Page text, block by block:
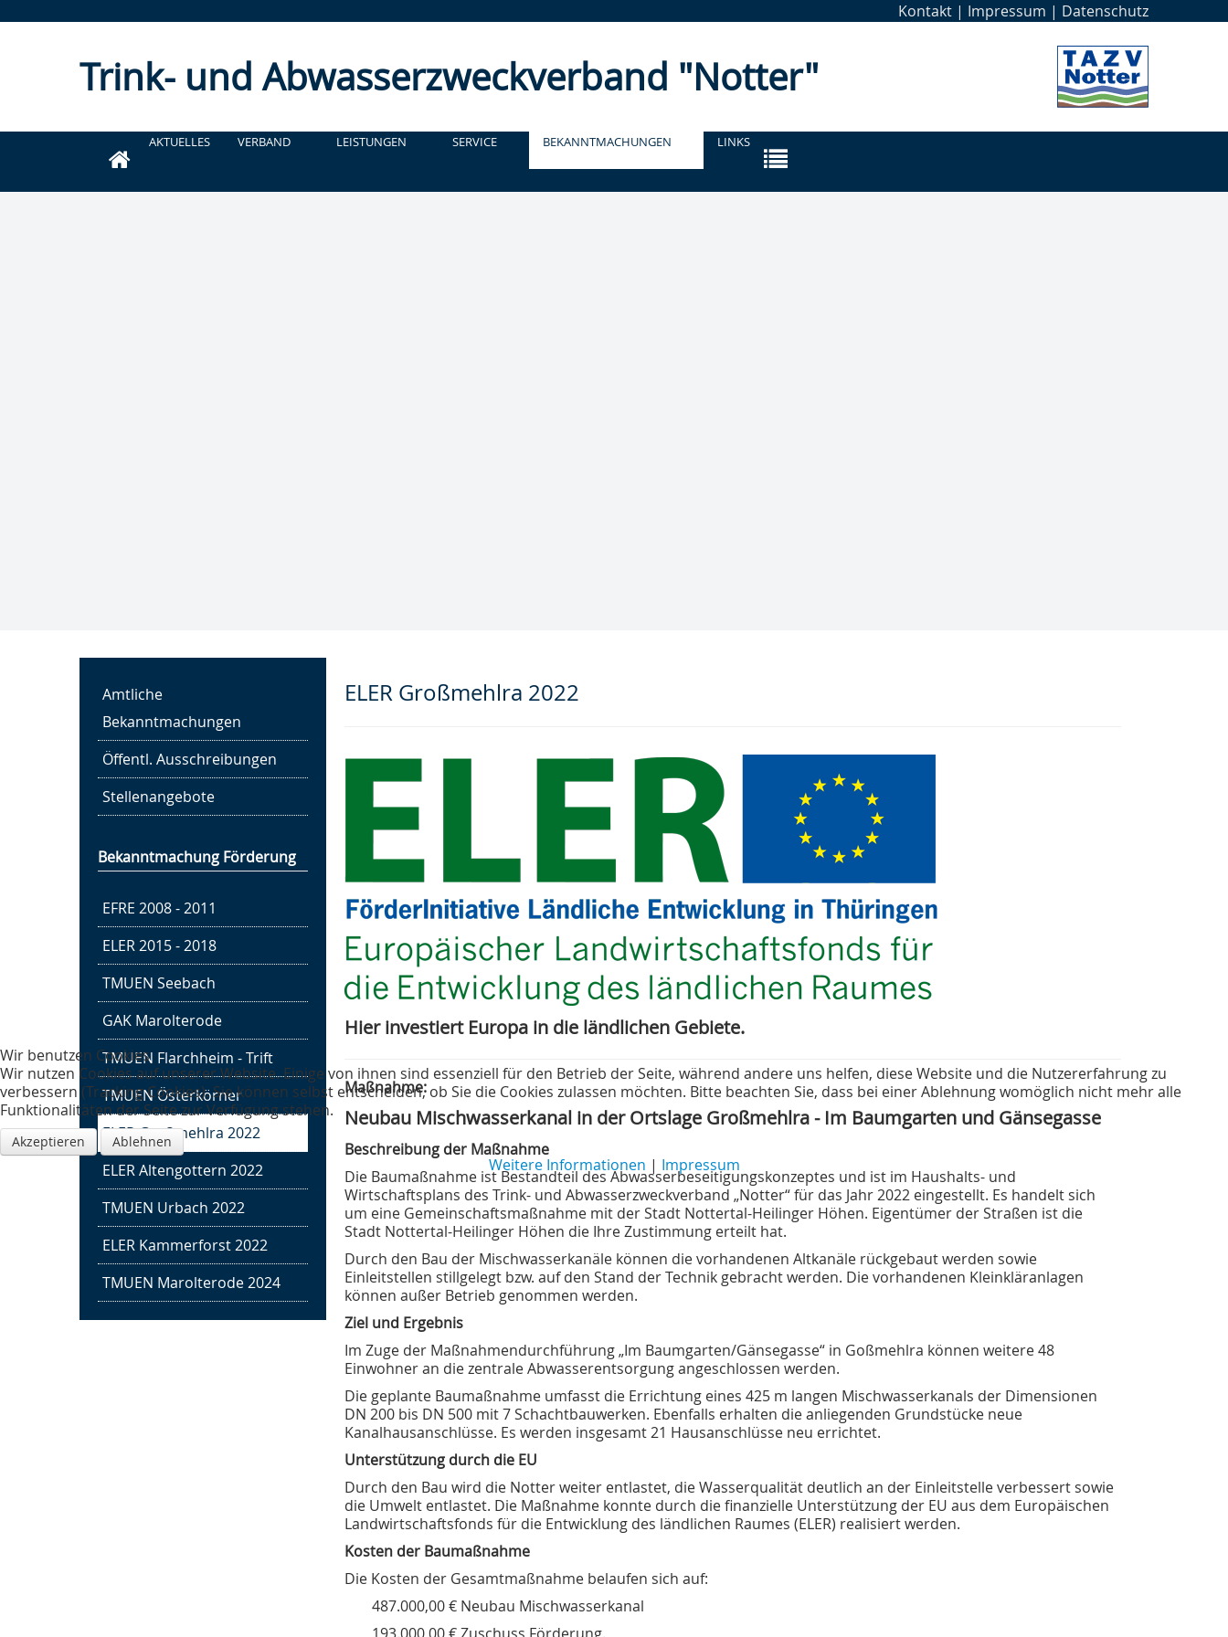
Kontakt | Impressum | Datenschutz
Trink- und Abwasser­zweckverband "Notter"
AKTUELLES VERBAND LEISTUNGEN SERVICE BEKANNTMACHUNGEN LINKS
zweckverband "Notter"
Trink- und Abwasser­
zweckverband "Notter"
Sitz TAZV "Notter", Schlotheim
Amtliche
Bekanntmachungen
Öffentl. Ausschreibungen
Stellenangebote
Bekanntmachung Förderung
EFRE 2008 - 2011
ELER 2015 - 2018
TMUEN Seebach
GAK Marolterode
TMUEN Flarchheim - Trift
TMUEN Österkörner
ELER Großmehlra 2022
ELER Altengottern 2022
TMUEN Urbach 2022
ELER Kammerforst 2022
TMUEN Marolterode 2024
ELER Großmehlra 2022
Hier investiert Europa in die ländlichen Gebiete.
Maßnahme:
Neubau Mischwasserkanal in der Ortslage Großmehlra - Im Baumgarten und Gänsegasse
Beschreibung der Maßnahme
Die Baumaßnahme ist Bestandteil des Abwasserbeseitigungskonzeptes und ist im Haushalts- und
Wirtschaftsplans des Trink- und Abwasserzweckverband „Notter“ für das Jahr 2022 eingestellt. Es handelt sich
um eine Gemeinschaftsmaßnahme mit der Stadt Nottertal-Heilinger Höhen. Eigentümer der Straßen ist die
Stadt Nottertal-Heilinger Höhen die Ihre Zustimmung erteilt hat.
Durch den Bau der Mischwasserkanäle können die vorhandenen Altkanäle rückgebaut werden sowie
Einleitstellen stillgelegt bzw. auf den Stand der Technik gebracht werden. Die vorhandenen Kleinkläranlagen
können außer Betrieb genommen werden.
Ziel und Ergebnis
Im Zuge der Maßnahmendurchführung „Im Baumgarten/Gänsegasse“ in Goßmehlra können weitere 48
Einwohner an die zentrale Abwasserentsorgung angeschlossen werden.
Die geplante Baumaßnahme umfasst die Errichtung eines 425 m langen Mischwasserkanals der Dimensionen
DN 200 bis DN 500 mit 7 Schachtbauwerken. Ebenfalls erhalten die anliegenden Grundstücke neue
Kanalhausanschlüsse. Es werden insgesamt 21 Hausanschlüsse neu errichtet.
Unterstützung durch die EU
Durch den Bau wird die Notter weiter entlastet, die Wasserqualität deutlich an der Einleitstelle verbessert sowie
die Umwelt entlastet. Die Maßnahme konnte durch die finanzielle Unterstützung der EU aus dem Europäischen
Landwirtschaftsfonds für die Entwicklung des ländlichen Raumes (ELER) realisiert werden.
Kosten der Baumaßnahme
Die Kosten der Gesamtmaßnahme belaufen sich auf:
487.000,00 € Neubau Mischwasserkanal
Wir benutzen Cookies
Wir nutzen Cookies auf unserer Website. Einige von ihnen sind essenziell für den Betrieb der Seite, während andere uns helfen, diese Website und die Nutzererfahrung zu
verbessern (Tracking Cookies). Sie können selbst entscheiden, ob Sie die Cookies zulassen möchten. Bitte beachten Sie, dass bei einer Ablehnung womöglich nicht mehr alle
Funktionalitäten der Seite zur Verfügung stehen.
Akzeptieren Ablehnen
Weitere Informationen | Impressum